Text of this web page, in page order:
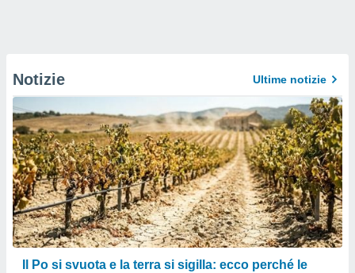
Notizie Ultime notizie
Il Po si svuota e la terra si sigilla: ecco perché le